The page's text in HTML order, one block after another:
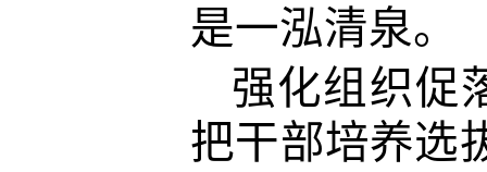
是一泓清泉。
强化组织促
把干部培养选